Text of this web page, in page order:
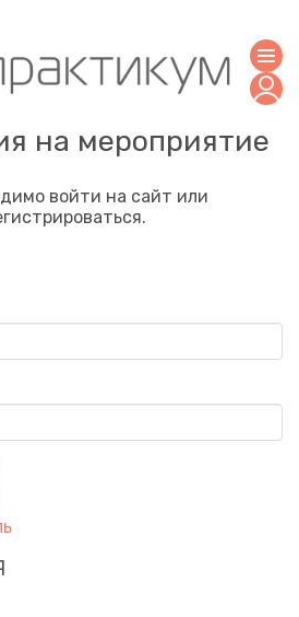
на мероприятие
войти на сайт или